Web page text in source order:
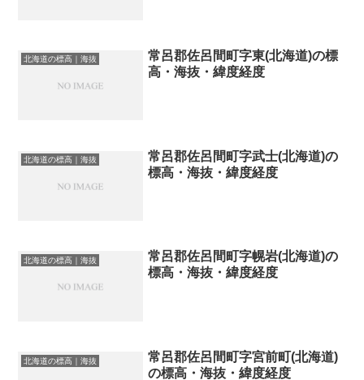
北海道の標高｜海抜
常呂郡佐呂間町字東(北海道)の標
高・海抜・緯度経度
北海道の標高｜海抜
常呂郡佐呂間町字武士(北海道)の
標高・海抜・緯度経度
北海道の標高｜海抜
常呂郡佐呂間町字幌岩(北海道)の
標高・海抜・緯度経度
北海道の標高｜海抜
常呂郡佐呂間町字宮前町(北海道)
の標高・海抜・緯度経度